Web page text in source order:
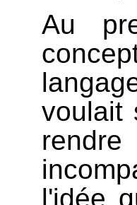
Au
voulait
l'idée